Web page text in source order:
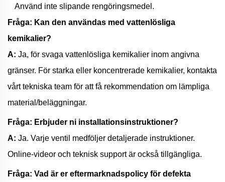
Använd inte slipande rengöringsmedel.
Fråga: Kan den användas med vattenlösliga
kemikalier?
A: Ja, för svaga vattenlösliga kemikalier inom angivna
gränser. För starka eller koncentrerade kemikalier, kontakta
vårt tekniska team för att få rekommendation om lämpliga
material/beläggningar.
Fråga: Erbjuder ni installationsinstruktioner?
A: Ja. Varje ventil medföljer detaljerade instruktioner.
Online-videor och teknisk support är också tillgängliga.
Fråga: Vad är er eftermarknadspolicy för defekta